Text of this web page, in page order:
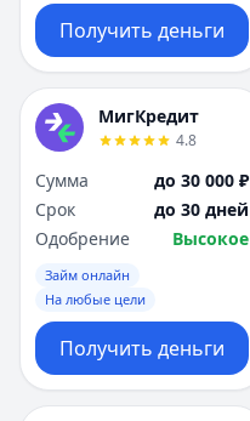
Получить деньги
МигКредит
4.8
Сумма
до 30 000 ₽
Срок
до 30 дней
Одобрение
Высокое
Займ онлайн
На любые цели
Получить деньги